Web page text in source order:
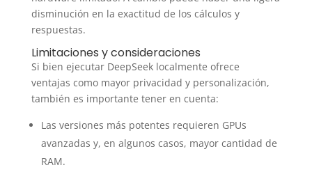
disminución en la exactitud de los cálculos y
respuestas.
Limitaciones y consideraciones
Si bien ejecutar DeepSeek localmente ofrece
ventajas como mayor privacidad y personalización,
también es importante tener en cuenta:
Las versiones más potentes requieren GPUs
avanzadas y, en algunos casos, mayor cantidad de
RAM.